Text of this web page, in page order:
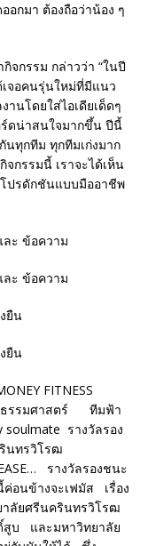
อกมา ต้องถือว่าน้อง ๆ
จกรรม กล่าวว่า “ในปี
เจอคนรุ่นใหม่ที่มีแนว
นโดยใส่ไอเดียเด็ดๆ
ร์ดน่าสนใจมากขึ้น ปีนี้
ทุกทีม ทุกทีมเก่งมาก
กรรมนี้ เราจะได้เห็น
ปรดักชันแบบมืออาชีพ
FITNESS
ธรรมศาสตร์ ทีมฟ้า
soulmate รางวัลรอง
นทรวิโรฒ
รางวัลรองชนะ
อนข้างจะเฟมัส เรื่อง
ลัยศรีนครินทรวิโรฒ
บ และมหาวิทยาลัย